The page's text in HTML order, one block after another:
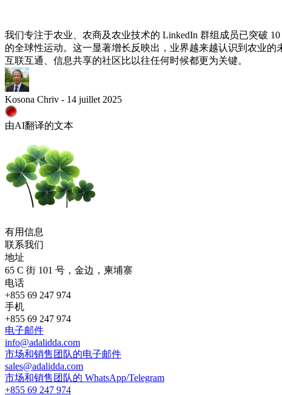
我们专注于农业、农商及农业技术的 LinkedIn 群组成员已突破
的全球性运动。这一显著增长反映出，业界越来越认识到农业
互联互通、信息共享的社区比以往任何时候都更为关键。
Kosona Chriv - 14 juillet 2025
由AI翻译的文本
有用信息
联系我们
地址
65 C 街 101 号，金边，柬埔寨
电话
+855 69 247 974
手机
+855 69 247 974
电子邮件
info@adalidda.com
市场和销售团队的电子邮件
sales@adalidda.com
市场和销售团队的 WhatsApp/Telegram
+855 69 247 974